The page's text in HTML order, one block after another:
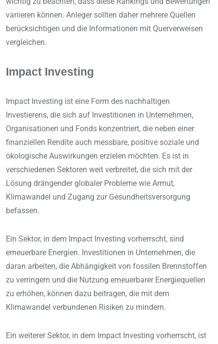
variieren können. Anleger sollten daher mehrere Quellen
berücksichtigen und die Informationen mit Querverweisen
vergleichen.
Impact Investing
Impact Investing ist eine Form des nachhaltigen
Investierens, die sich auf Investitionen in Unternehmen,
Organisationen und Fonds konzentriert, die neben einer
finanziellen Rendite auch messbare, positive soziale und
ökologische Auswirkungen erzielen möchten. Es ist in
verschiedenen Sektoren weit verbreitet, die sich mit der
Lösung drängender globaler Probleme wie Armut,
Klimawandel und Zugang zur Gesundheitsversorgung
befassen.
Ein Sektor, in dem Impact Investing vorherrscht, sind
erneuerbare Energien. Investitionen in Unternehmen, die
daran arbeiten, die Abhängigkeit von fossilen Brennstoffen
zu verringern und die Nutzung erneuerbarer Energiequellen
zu erhöhen, können dazu beitragen, die mit dem
Klimawandel verbundenen Risiken zu mindern.
Ein weiterer Sektor, in dem Impact Investing vorherrscht, ist